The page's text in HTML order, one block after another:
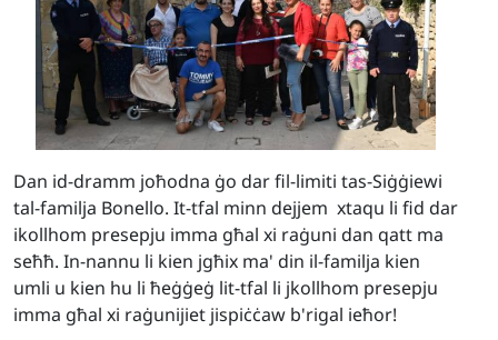
Dan id-dramm joħodna ġo dar fil-limiti tas-Siġġiewi
tal-familja Bonello. It-tfal minn dejjem xtaqu li fid dar
ikollhom presepju imma għal xi raġuni dan qatt ma
seħħ. In-nannu li kien jgħix ma' din il-familja kien
umli u kien hu li ħeġġeġ lit-tfal li jkollhom presepju
imma għal xi raġunijiet jispiċċaw b'rigal ieħor!